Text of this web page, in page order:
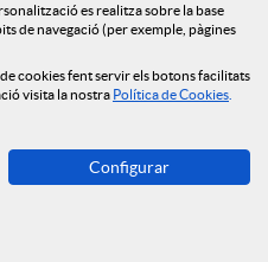
es realitza sobre la base
de navegació (per exemple, pàgines
cookies fent servir els botons facilitats
visita la nostra Política de Cookies
Configurar